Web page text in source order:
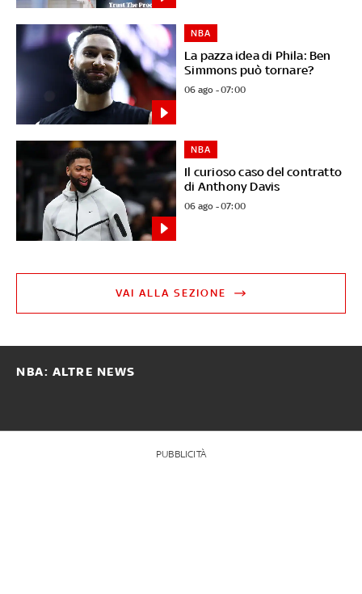
La pazza idea di Phila: Ben
Simmons può tornare?
NBA
06 ago - 07:00
Il curioso caso del contratto
di Anthony Davis
NBA
06 ago - 07:00
VAI ALLA SEZIONE
NBA: ALTRE NEWS
PUBBLICITÀ